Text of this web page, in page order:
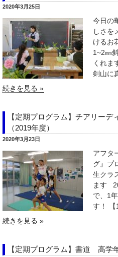
2020年3月25日
今日の
しさを
けるお
1~2㎜
くれ
剣山に
続きを見る »
【定期プログラム】チアリーデ
（2019年度）
2020年3月23日
アフタ
グ』プ
生クラ
ます
で、1
す！
続きを見る »
【定期プログラム】書道 高学